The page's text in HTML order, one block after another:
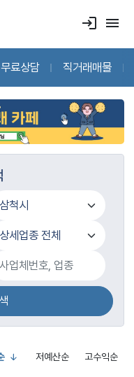
login menu
무료상담 직거래매물
저예산순 고수익순